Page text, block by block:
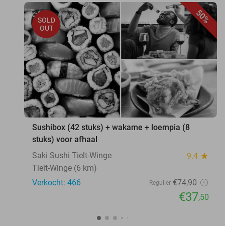
50%
SOLD
OUT
Sushibox (42 stuks) + wakame + loempia (8
stuks) voor afhaal
Saki Sushi Tielt-Winge
9.4 star
Tielt-Winge (6 km)
Verkocht: 466
Regulier €74,90
€37,50